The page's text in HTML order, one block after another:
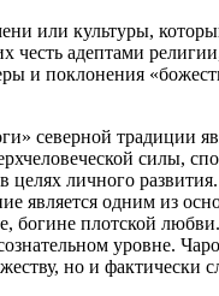
или культуры,
честь адептами
и поклонения
северной традиции
силы,
личного
является одним из
плотской
уровне.
но и фактически